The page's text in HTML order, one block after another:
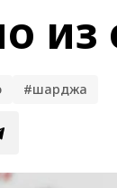
из
#шарджа